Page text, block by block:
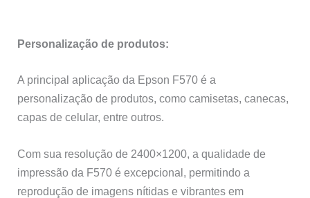
Personalização de produtos:
A principal aplicação da Epson F570 é a
personalização de produtos, como camisetas, canecas,
capas de celular, entre outros.
Com sua resolução de 2400×1200, a qualidade de
impressão da F570 é excepcional, permitindo a
reprodução de imagens nítidas e vibrantes em